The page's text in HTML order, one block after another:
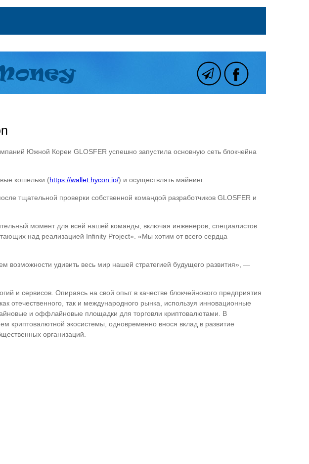
Южной Кореи GLOSFER успешно запустила основную сеть блокчейна
кошельки (https://wallet.hycon.io/) и осуществлять майнинг.
тщательной проверки собственной командой разработчиков GLOSFER и
момент для всей нашей команды, включая инженеров, специалистов
над реализацией Infinity Project». «Мы хотим от всего сердца
возможности удивить весь мир нашей стратегией будущего развития», —
и сервисов. Опираясь на свой опыт в качестве блокчейнового предприятия
отечественного, так и международного рынка, используя инновационные
и оффлайновые площадки для торговли криптовалютами. В
криптовалютной экосистемы, одновременно внося вклад в развитие
организаций.